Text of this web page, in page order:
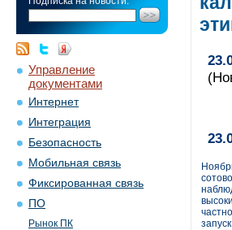
Управление
документами
Интернет
Интеграция
Безопасность
Мобильная связь
Фиксированная связь
ПО
Рынок ПК